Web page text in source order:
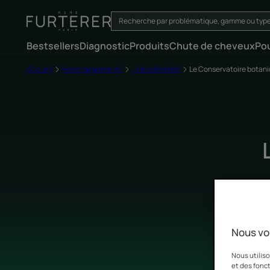
BestsellersDiagnosticProduitsChute de cheveux
Accueil Nos engagements La biodiversité Le Conservatoire
Nous
Nous
et des